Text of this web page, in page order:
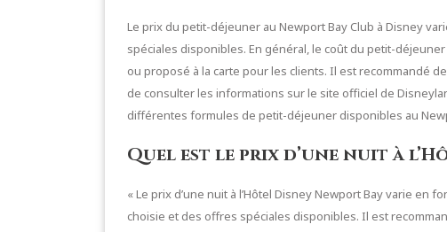
Le prix du petit-déjeuner au Newport Bay Club à Disney
spéciales disponibles. En général, le coût du petit-
ou proposé à la carte pour les clients. Il est recommandé
de consulter les informations sur le site officiel de
différentes formules de petit-déjeuner disponibles au
Quel est le prix d’une nuit à
« Le prix d’une nuit à l’Hôtel Disney Newport Bay varie en
choisie et des offres spéciales disponibles. Il est